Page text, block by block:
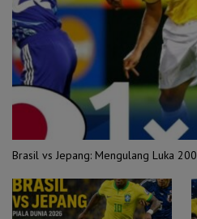
Brasil vs Jepang: Mengulang Luka